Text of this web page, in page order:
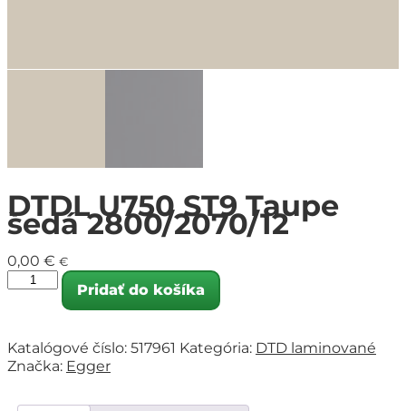
DTDL U750 ST9 Taupe
šedá 2800/2070/12
0,00 € €
Pridať do košíka
Katalógové číslo: 517961 Kategória: DTD laminované
Značka: Egger